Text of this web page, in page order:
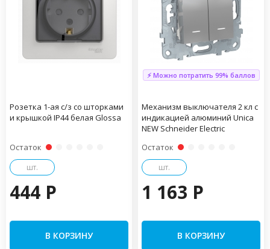
Розетка 1-ая с/з со шторками
и крышкой IP44 белая Glossa
Остаток
шт.
444 P
В КОРЗИНУ
⚡ Можно потратить 99% баллов
Механизм выключателя 2 кл с
индикацией алюминий Unica
NEW Schneider Electric
Остаток
шт.
1 163 P
В КОРЗИНУ